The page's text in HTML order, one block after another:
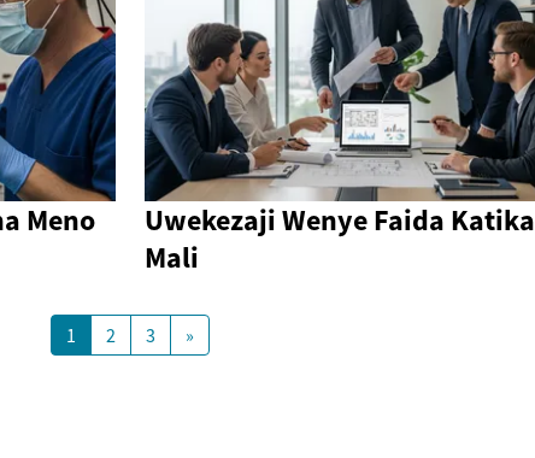
Meno
Uwekezaji Wenye Faida Katika
Mali
1 2 3 »